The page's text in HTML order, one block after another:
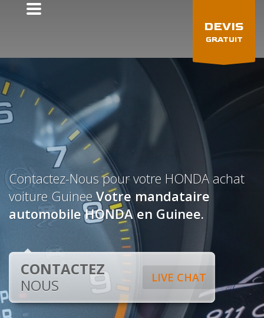
DEVIS
GRATUIT
Contactez-Nous pour votre HONDA achat
voiture GuineeVotre mandataire
automobile HONDA en Guinee.
LIVE CHAT
CONTACTEZ
NOUS